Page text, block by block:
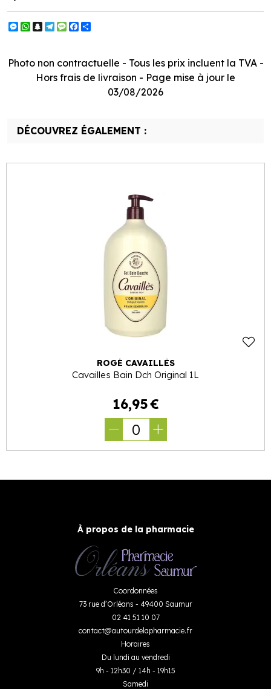
Messenger
WhatsApp
Snapchat
Telegram
Message
Facebook
Photo non contractuelle - Tous les prix incluent la TVA -
Hors frais de livraison - Page mise à jour le
03/08/2026
DÉCOUVREZ ÉGALEMENT :
ROGÉ CAVAILLÈS
Cavailles Bain Dch Original 1L
16,95€
0
À propos de la pharmacie
Coordonnées
73 rue d’Orléans - 49400 Saumur
02 41 51 10 07
contact@autourdelapharmacie.fr
Horaires
Du lundi au vendredi
9h - 12h30 / 14h - 19h15
Samedi